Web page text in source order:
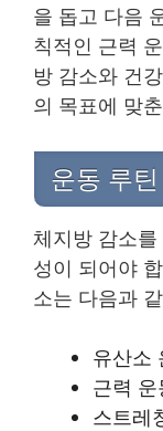
을 돕고 다음
칙적인 근력
방 감소와 건
의 목표에 맞
운동 루
체지방 감소
성이 되어야
소는 다음과
유산소
근력 운
스트레